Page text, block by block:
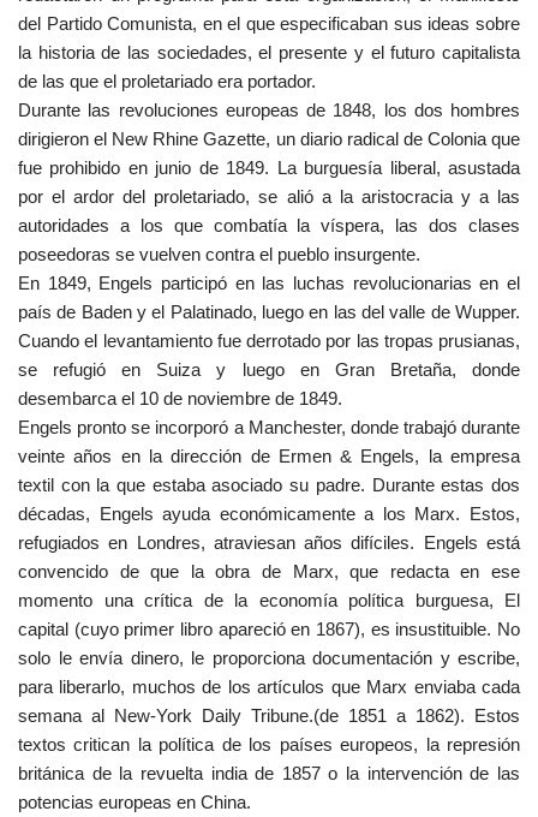
del Partido Comunista, en el que especificaban sus ideas sobre
la historia de las sociedades, el presente y el futuro capitalista
de las que el proletariado era portador.
Durante las revoluciones europeas de 1848, los dos hombres
dirigieron el New Rhine Gazette, un diario radical de Colonia que
fue prohibido en junio de 1849. La burguesía liberal, asustada
por el ardor del proletariado, se alió a la aristocracia y a las
autoridades a los que combatía la víspera, las dos clases
poseedoras se vuelven contra el pueblo insurgente.
En 1849, Engels participó en las luchas revolucionarias en el
país de Baden y el Palatinado, luego en las del valle de Wupper.
Cuando el levantamiento fue derrotado por las tropas prusianas,
se refugió en Suiza y luego en Gran Bretaña, donde
desembarca el 10 de noviembre de 1849.
Engels pronto se incorporó a Manchester, donde trabajó durante
veinte años en la dirección de Ermen & Engels, la empresa
textil con la que estaba asociado su padre. Durante estas dos
décadas, Engels ayuda económicamente a los Marx. Estos,
refugiados en Londres, atraviesan años difíciles. Engels está
convencido de que la obra de Marx, que redacta en ese
momento una crítica de la economía política burguesa, El
capital (cuyo primer libro apareció en 1867), es insustituible. No
solo le envía dinero, le proporciona documentación y escribe,
para liberarlo, muchos de los artículos que Marx enviaba cada
semana al New-York Daily Tribune.(de 1851 a 1862). Estos
textos critican la política de los países europeos, la represión
británica de la revuelta india de 1857 o la intervención de las
potencias europeas en China.